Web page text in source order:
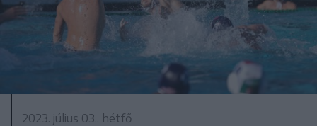
2023. július 03., hétfő